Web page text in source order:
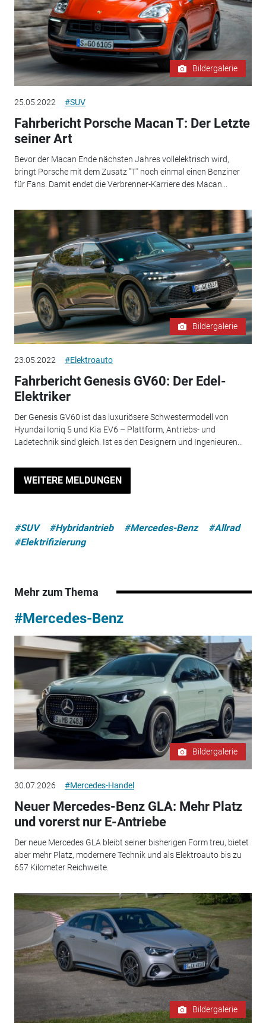
Bildergalerie
25.05.2022 #SUV
Fahrbericht Porsche Macan T: Der Letzte
seiner Art
Bevor der Macan Ende nächsten Jahres vollelektrisch wird,
bringt Porsche mit dem Zusatz "T" noch einmal einen Benziner
für Fans. Damit endet die Verbrenner-Karriere des Macan...
Bildergalerie
23.05.2022 #Elektroauto
Fahrbericht Genesis GV60: Der Edel-
Elektriker
Der Genesis GV60 ist das luxuriösere Schwestermodell von
Hyundai Ioniq 5 und Kia EV6 – Plattform, Antriebs- und
Ladetechnik sind gleich. Ist es den Designern und Ingenieuren...
WEITERE MELDUNGEN
#SUV #Hybridantrieb #Mercedes-Benz
#Allrad
#Elektrifizierung
Mehr zum Thema
#Mercedes-Benz
Bildergalerie
30.07.2026 #Mercedes-Handel
Neuer Mercedes-Benz GLA: Mehr Platz
und vorerst nur E-Antriebe
Der neue Mercedes GLA bleibt seiner bisherigen Form treu, bietet
aber mehr Platz, modernere Technik und als Elektroauto bis zu
657 Kilometer Reichweite.
Bildergalerie